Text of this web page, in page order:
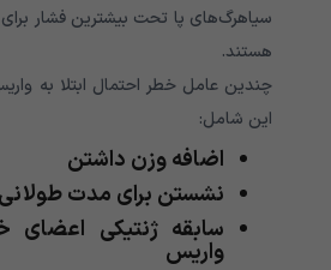
سیاهرگ‌های پا تحت بیشترین فشار
هستند.
چندین عامل خطر احتمال ابتلا به
این شامل:
اضافه وزن داشتن
نشستن برای مدت طولانی
سابقه ژنتیکی اعضای
واریس